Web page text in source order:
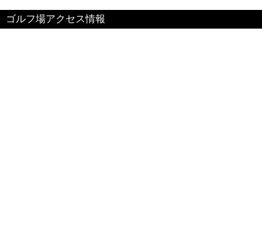
ゴルフ場アクセス情報